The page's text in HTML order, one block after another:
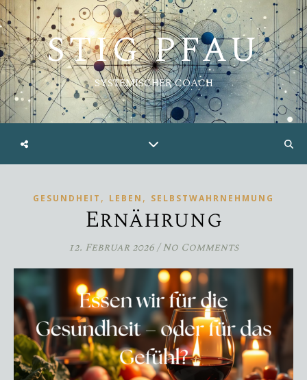
STIG PFAU
SYSTEMISCHER COACH
GESUNDHEIT , LEBEN , SELBSTWAHRNEHMUNG
Ernährung
12. Februar 2026/ No Comments